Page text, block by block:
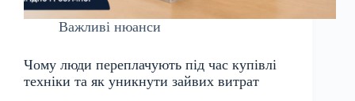
Важливі нюанси
Чому люди переплачують під час купівлі
техніки та як уникнути зайвих витрат